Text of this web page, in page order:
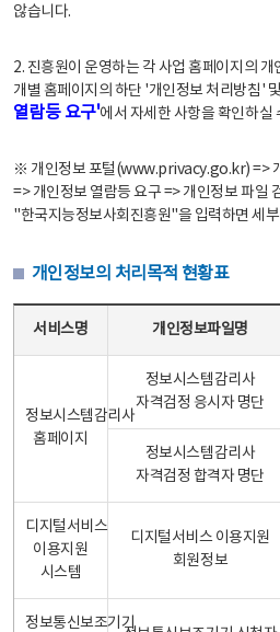
않습니다.
2. 진흥원이 운영하는 각 사업 홈페이지의 개
개별 홈페이지의 하단 '개인정보 처리방침'
열람등 요구'에서 자세한 사항을 확인하실
※ 개인정보 포털(www.privacy.go.kr) =>
=> 개인정보 열람등 요구 => 개인정보 파일
"한국지능정보사회진흥원"을 입력하면 세
개인정보의 처리목적 현황표
서비스명 개인정보파일명
정보시스템감리사
홈페이지
정보시스템감리사
자격검정 응시자 명단
정보시스템감리사
자격검정 합격자 명단
디지털서비스
이용지원
시스템
디지털서비스 이용지원
회원정보
정보통신보조기기